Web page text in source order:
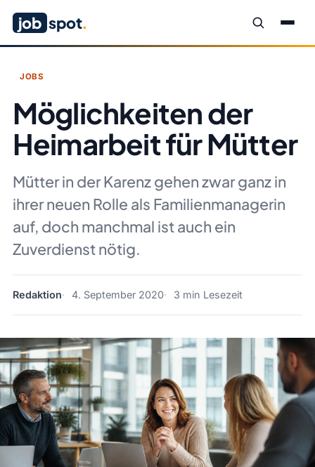
job spot.
JOBS
Möglichkeiten der
Heimarbeit für Mütter
Mütter in der Karenz gehen zwar ganz in
ihrer neuen Rolle als Familienmanagerin
auf, doch manchmal ist auch ein
Zuverdienst nötig.
Redaktion 4. September 2020 3 min Lesezeit